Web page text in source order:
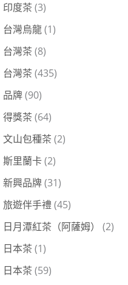
印度茶 (3)
台灣烏龍(1)
台灣茶 (8)
台灣茶 (435)
品牌(90)
得獎茶 (64)
文山包種茶 (2)
斯里蘭卡(2)
新興品牌(31)
旅遊伴手禮(45)
日月潭紅茶（阿薩姆）
(2)
日本茶 (1)
日本茶 (59)